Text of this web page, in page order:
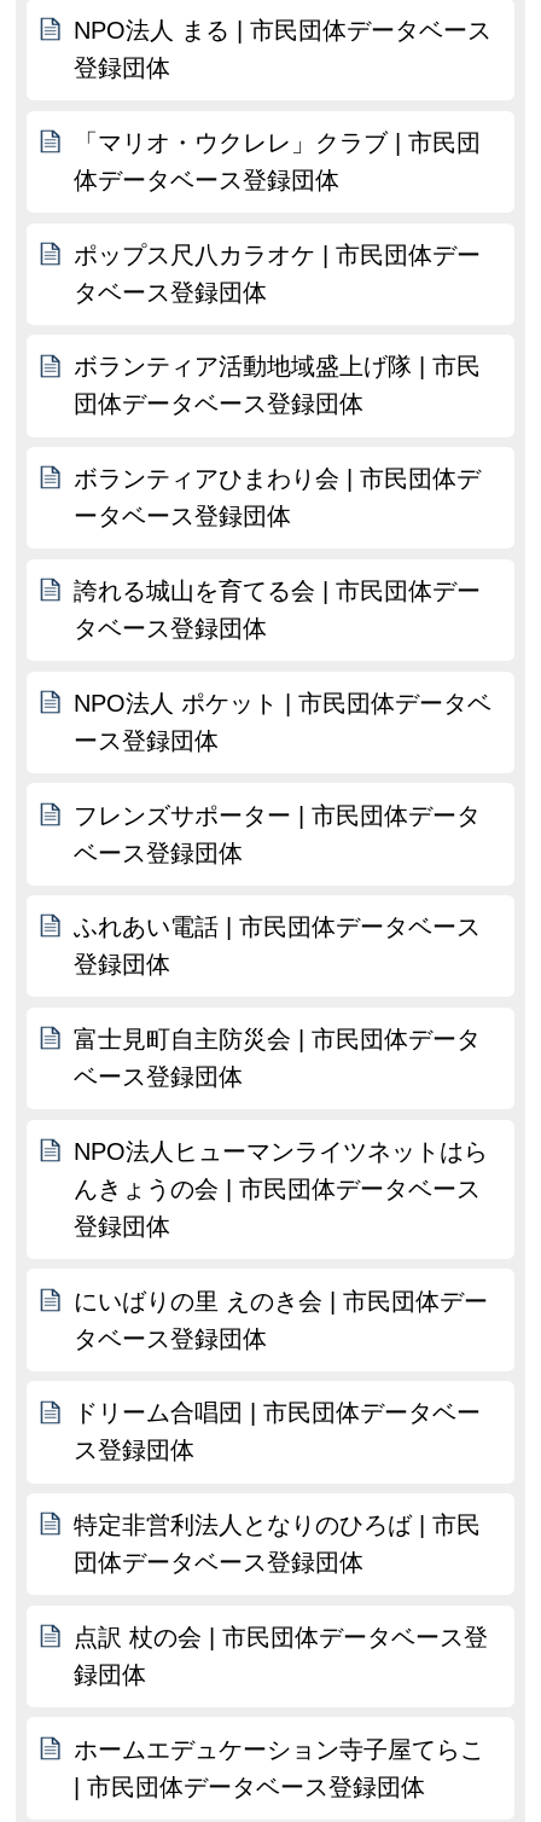
NPO法人 まる | 市民団体データベース
登録団体
「マリオ・ウクレレ」クラブ | 市民団
体データベース登録団体
ポップス尺八カラオケ | 市民団体デー
タベース登録団体
ボランティア活動地域盛上げ隊 | 市民
団体データベース登録団体
ボランティアひまわり会 | 市民団体デ
ータベース登録団体
誇れる城山を育てる会 | 市民団体デー
タベース登録団体
NPO法人 ポケット | 市民団体データベ
ース登録団体
フレンズサポーター | 市民団体データ
ベース登録団体
ふれあい電話 | 市民団体データベース
登録団体
富士見町自主防災会 | 市民団体データ
ベース登録団体
NPO法人ヒューマンライツネットはら
んきょうの会 | 市民団体データベース
登録団体
にいばりの里 えのき会 | 市民団体デー
タベース登録団体
ドリーム合唱団 | 市民団体データベー
ス登録団体
特定非営利法人となりのひろば | 市民
団体データベース登録団体
点訳 杖の会 | 市民団体データベース登
録団体
ホームエデュケーション寺子屋てらこ
| 市民団体データベース登録団体